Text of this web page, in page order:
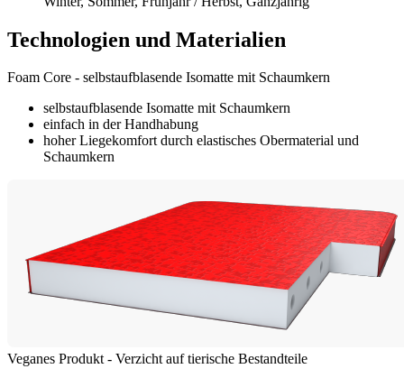
Technologien und Materialien
Foam Core - selbstaufblasende Isomatte mit Schaumkern
selbstaufblasende Isomatte mit Schaumkern
einfach in der Handhabung
hoher Liegekomfort durch elastisches Obermaterial und
Schaumkern
Veganes Produkt - Verzicht auf tierische Bestandteile